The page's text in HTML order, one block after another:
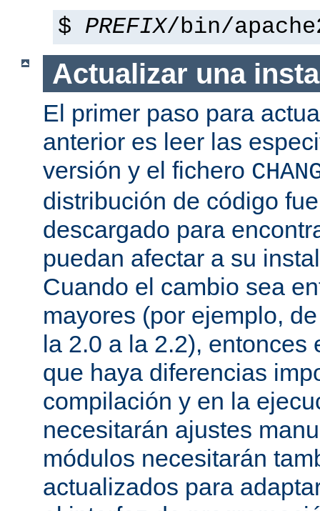
$ PREFIX/bin/
Actualizar una
El primer paso para
anterior es leer las
versión y el fichero
distribución de código
descargado para
puedan afectar a su
Cuando el cambio sea
mayores (por ejemplo,
la 2.0 a la 2.2), entonces
que haya diferencias
compilación y en la
necesitarán ajustes
módulos necesitarán
actualizados para